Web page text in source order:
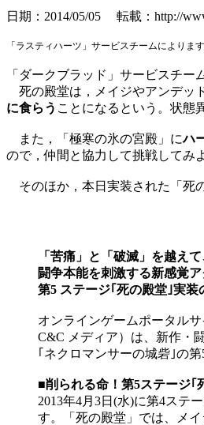
日期：2014/05/05 転載：http://
「ラスティハーツ 」サービスチームによります
「ダークブラッド」サービスチー
死の殿堂は，メイジやアンデッ
に食らう ことになるという。状態
また，「極寒の氷の宮殿」にハ
ので，仲間と協力して挑戦してみ
そのほか，本日実装された「死
「苦痛」と「破滅」を越え
闘争本能を刺激する新感覚
第5 ステージ｢死の殿堂｣実装
オンラインゲームポータル
C&C メディア）は、新作・
｢ネクロマンサーの城砦｣の
■削られる命！第5ステージ｢
2013年4月3日(水)に第4ステ
す。「死の殿堂」では、メ